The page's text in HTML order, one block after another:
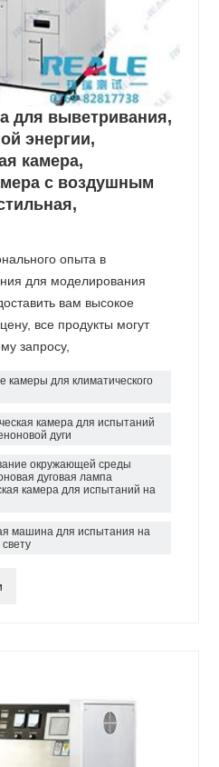
для выветривания,
энергии,
камера,
с воздушным
опыта в
для моделирования
вам высокое
все продукты могут
запросу,
камеры для климатического
камера для испытаний
дуги
окружающей среды
дуговая лампа
камера для испытаний на
машина для испытания на